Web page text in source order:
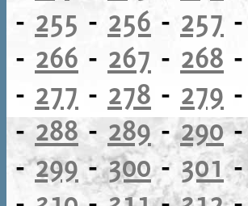
- 255 - 256 - 257 -
- 266 - 267 - 268 -
- 277 - 278 - 279 -
-288-289-290
-299-300-301